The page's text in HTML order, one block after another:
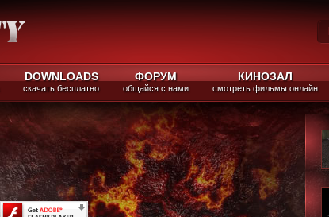
DOWNLOADS
скачать бесплатно
ФОРУМ
общайся с нами
КИНОЗАЛ
смотреть фильмы онлайн